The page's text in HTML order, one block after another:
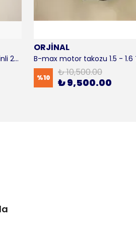
B-max motor takozu 1.4 - 1.6 benzinli 2012-2016 ORJİNAL
ORJİNAL
%10 ₺ 10,500.00
₺ 9,500.00